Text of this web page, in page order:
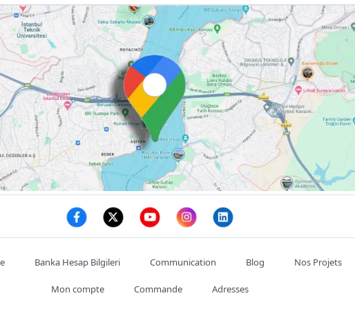
Banka Hesap Bilgileri Communication Blog Nos Projets
Mon compte Commande Adresses